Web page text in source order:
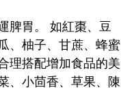
脾胃。 如紅棗、豆
、柚子、甘蔗、蜂蜜
理搭配增加食品的美
、小茴香、草果、陳